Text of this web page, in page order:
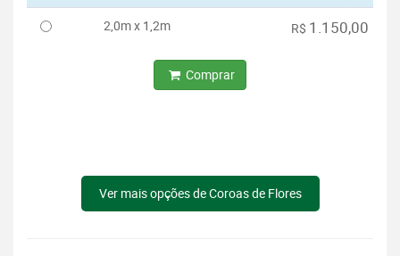
2,0m x 1,2m R$ 1.150,00
Comprar
Ver mais opções de Coroas de Flores